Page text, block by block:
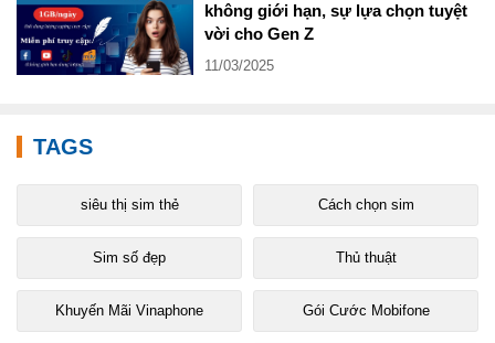
không giới hạn, sự lựa chọn tuyệt
vời cho Gen Z
11/03/2025
TAGS
siêu thị sim thẻ Cách chọn sim
Sim số đẹp Thủ thuật
Khuyến Mãi Vinaphone Gói Cước Mobifone